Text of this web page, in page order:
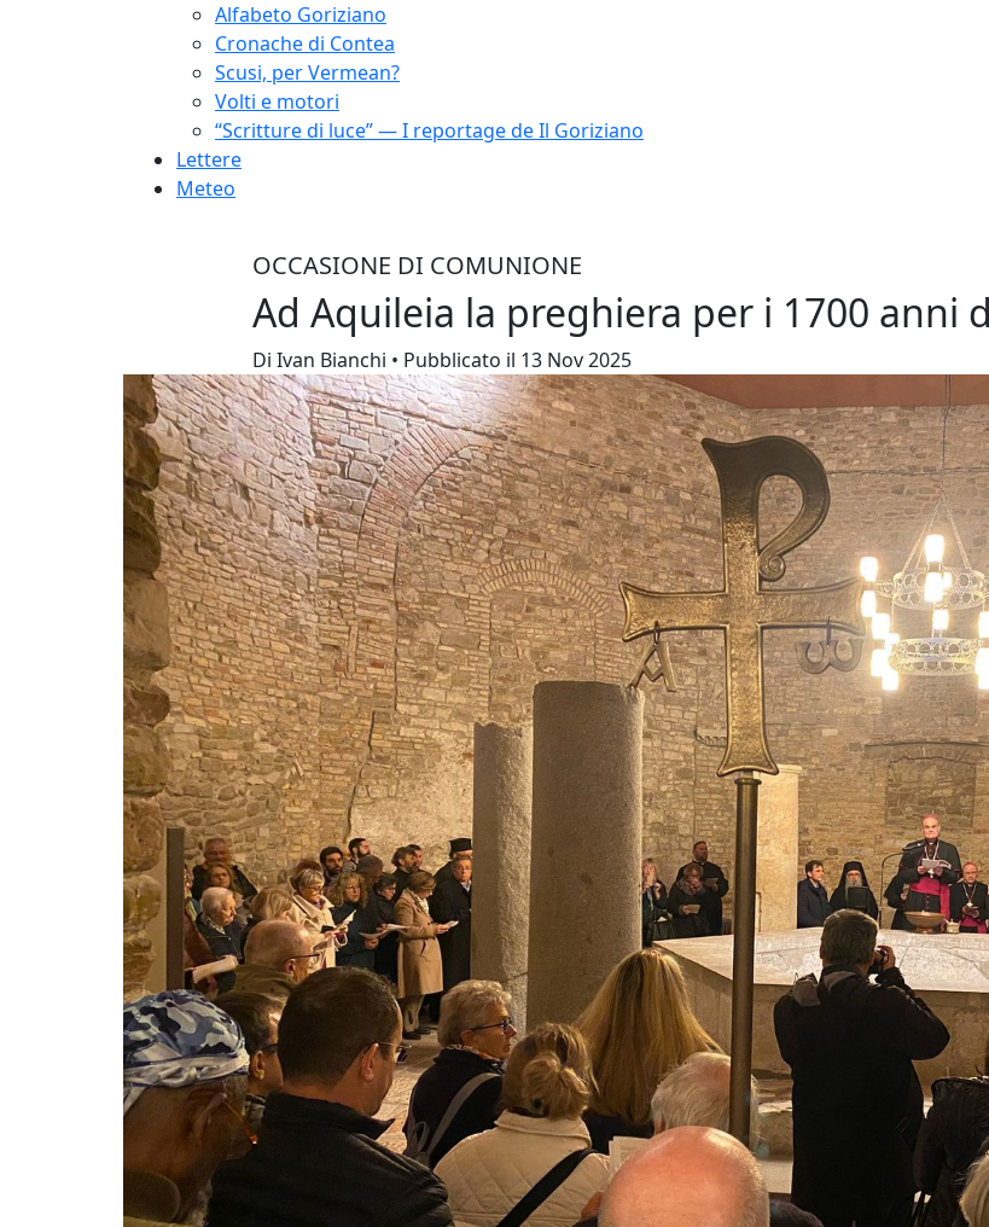
Alfabeto Goriziano
Cronache di Contea
Scusi, per Vermean?
Volti e motori
“Scritture di luce” — I reportage de Il Goriziano
Lettere
Meteo
OCCASIONE DI COMUNIONE
Ad Aquileia la preghiera per i 1700 anni
Di Ivan Bianchi • Pubblicato il 13 Nov 2025